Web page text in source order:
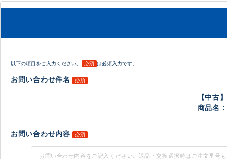
以下の項目をご入力ください。 必須 は必須入力です。
お問い合わせ件名 必須
【中古】
商品名 :
お問い合わせ内容 必須